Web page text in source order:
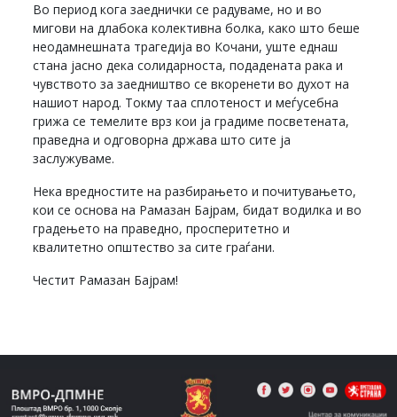
Во период кога заеднички се радуваме, но и во
мигови на длабока колективна болка, како што беше
неодамнешната трагедија во Кочани, уште еднаш
стана јасно дека солидарноста, подадената рака и
чувството за заедништво се вкоренети во духот на
нашиот народ. Токму таа сплотеност и меѓусебна
грижа се темелите врз кои ја градиме посветената,
праведна и одговорна држава што сите ја
заслужуваме.
Нека вредностите на разбирањето и почитувањето,
кои се основа на Рамазан Бајрам, бидат водилка и во
градењето на праведно, просперитетно и
квалитетно општество за сите граѓани.
Честит Рамазан Бајрам!